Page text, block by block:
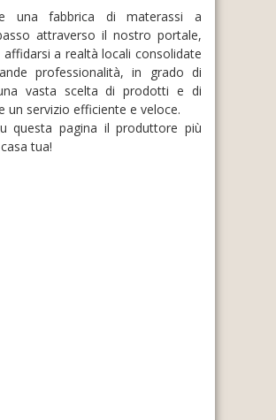
una fabbrica di materassi a
attraverso il nostro portale,
affidarsi a realtà locali consolidate
professionalità, in grado di
vasta scelta di prodotti e di
un servizio efficiente e veloce.
questa pagina il produttore più
tua!